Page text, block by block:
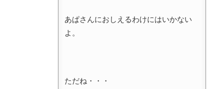
あぱさんにおしえるわけにはいかない
よ。
ただね・・・